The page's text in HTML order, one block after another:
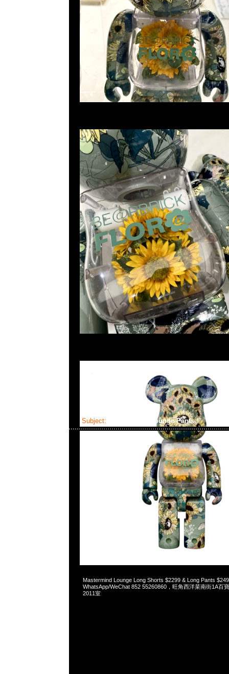
Subject: Mastermind Lounge Pants
Mastermind Lounge Long Shorts $2299 & Long Pants
WhatsApp/WeChat 852 55260860，旺角西洋菜南街1A百
2011室